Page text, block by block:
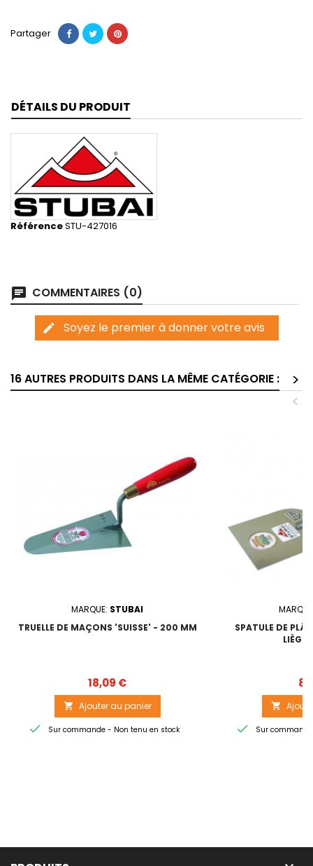
Partager
DÉTAILS DU PRODUIT
RéférenceSTU-427016
chat COMMENTAIRES (0)
edit Soyez le premier à donner votre avis
16 AUTRES PRODUITS DANS LA MÊME CATÉGORIE :
>
<
MARQUE: STUBAI
TRUELLE DE MAÇONS 'SUISSE' - 200 MM
Prix
18,09 €
 Ajouter au panier
 Sur commande - Non tenu en stock
SPATULE DE
LIÈGE

 Sur